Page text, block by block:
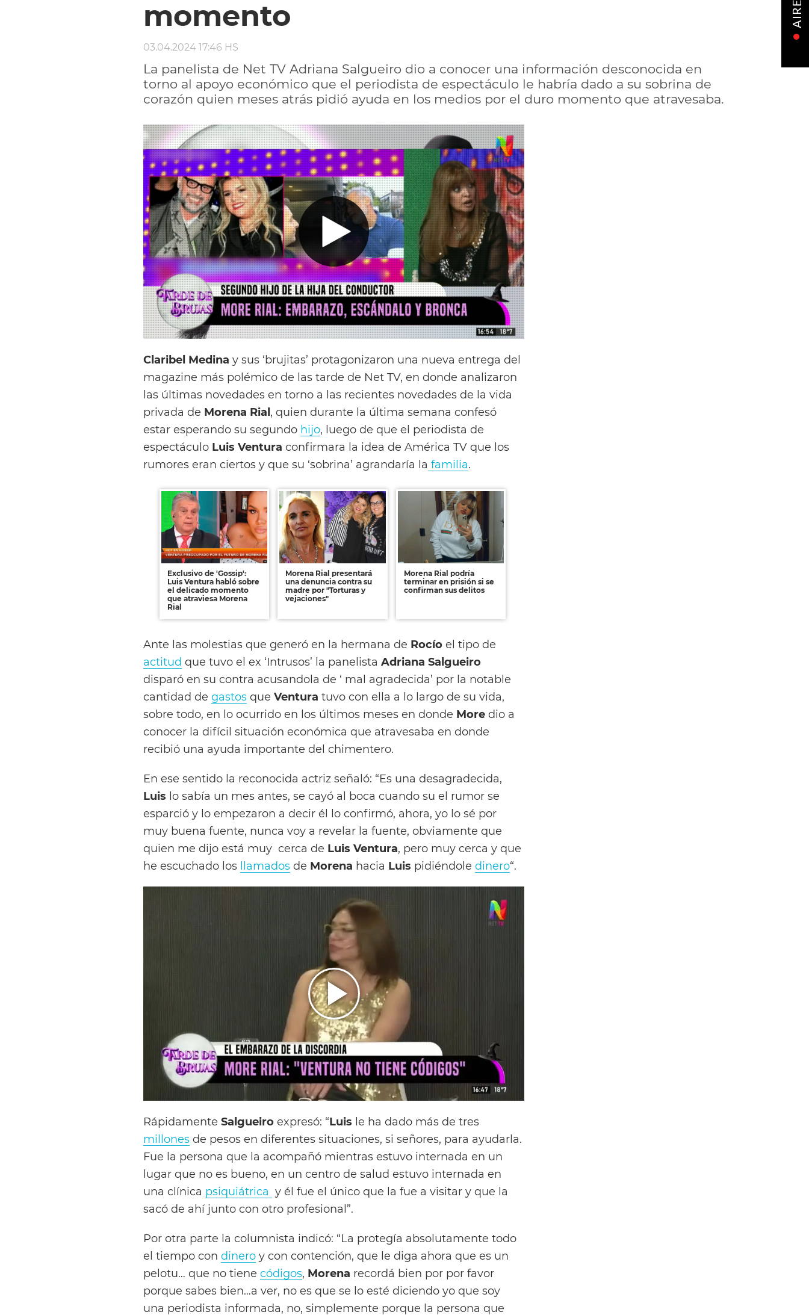
momento
03.04.2024 17:46 HS
La panelista de Net TV Adriana Salgueiro dio a conocer una información desconocida en
torno al apoyo económico que el periodista de espectáculo le habría dado a su sobrina de
corazón quien meses atrás pidió ayuda en los medios por el duro momento que atravesaba.
Claribel Medina y sus ‘brujitas’ protagonizaron una nueva entrega del
magazine más polémico de las tarde de Net TV, en donde analizaron
las últimas novedades en torno a las recientes novedades de la vida
privada de Morena Rial, quien durante la última semana confesó
estar esperando su segundo hijo, luego de que el periodista de
espectáculo Luis Ventura confirmara la idea de América TV que los
rumores eran ciertos y que su ‘sobrina’ agrandaría la familia.
Exclusivo de 'Gossip':
Luis Ventura habló sobre
el delicado momento
que atraviesa Morena
Rial
Morena Rial presentará
una denuncia contra su
madre por "Torturas y
vejaciones"
Morena Rial podría
terminar en prisión si se
confirman sus delitos
Ante las molestias que generó en la hermana de Rocío el tipo de
actitud que tuvo el ex ‘Intrusos’ la panelista Adriana Salgueiro
disparó en su contra acusandola de ‘ mal agradecida’ por la notable
cantidad de gastos que Ventura tuvo con ella a lo largo de su vida,
sobre todo, en lo ocurrido en los últimos meses en donde More dio a
conocer la difícil situación económica que atravesaba en donde
recibió una ayuda importante del chimentero.
En ese sentido la reconocida actriz señaló: “Es una desagradecida,
Luis lo sabía un mes antes, se cayó al boca cuando su el rumor se
esparció y lo empezaron a decir él lo confirmó, ahora, yo lo sé por
muy buena fuente, nunca voy a revelar la fuente, obviamente que
quien me dijo está muy cerca de Luis Ventura, pero muy cerca y que
he escuchado los llamados de Morena hacia Luis pidiéndole dinero“.
Rápidamente Salgueiro expresó: “Luis le ha dado más de tres
millones de pesos en diferentes situaciones, si señores, para ayudarla.
Fue la persona que la acompañó mientras estuvo internada en un
lugar que no es bueno, en un centro de salud estuvo internada en
una clínica psiquiátrica y él fue el único que la fue a visitar y que la
sacó de ahí junto con otro profesional”.
Por otra parte la columnista indicó: “La protegía absolutamente todo
el tiempo con dinero y con contención, que le diga ahora que es un
pelotu… que no tiene códigos, Morena recordá bien por por favor
porque sabes bien…a ver, no es que se lo esté diciendo yo que soy
una periodista informada, no, simplemente porque la persona que
AIRE